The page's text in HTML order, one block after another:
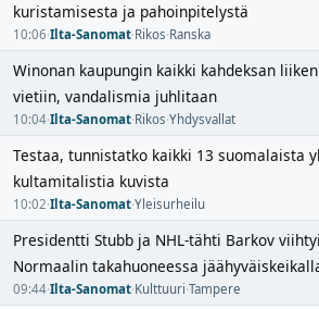
kuristamisesta ja pahoinpitelystä
10:06·Ilta-Sanomat·Rikos·Ranska
Winonan kaupungin kaikki kahdeksan
vietiin, vandalismia juhlitaan
10:04·Ilta-Sanomat·Rikos·Yhdysvallat
Testaa, tunnistatko kaikki 13 suomalaista
kultamitalistia kuvista
10:02·Ilta-Sanomat·Yleisurheilu
Presidentti Stubb ja NHL-tähti Barkov
Normaalin takahuoneessa
09:44·Ilta-Sanomat·Kulttuuri·Tampere